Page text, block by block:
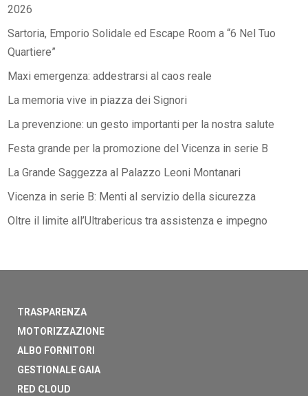
2026
Sartoria, Emporio Solidale ed Escape Room a “6 Nel Tuo
Quartiere”
Maxi emergenza: addestrarsi al caos reale
La memoria vive in piazza dei Signori
La prevenzione: un gesto importanti per la nostra salute
Festa grande per la promozione del Vicenza in serie B
La Grande Saggezza al Palazzo Leoni Montanari
Vicenza in serie B: Menti al servizio della sicurezza
Oltre il limite all’Ultrabericus tra assistenza e impegno
TRASPARENZA
MOTORIZZAZIONE
ALBO FORNITORI
GESTIONALE GAIA
RED CLOUD